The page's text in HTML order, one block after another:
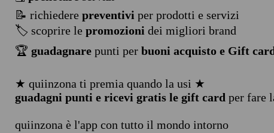
📝 richiedere preventivi per prodotti e servizi
🏷️ scoprire le promozioni dei migliori brand
🏆 guadagnarepunti per buoni acquisto e Gift
★ quiinzona ti premia quando la usi ★
guadagni punti e ricevi gratis le gift card per fare
quiinzona è l'app con tutto il mondo intorno